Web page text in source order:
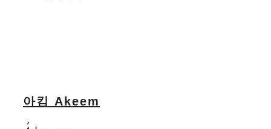
아킴 Akeem